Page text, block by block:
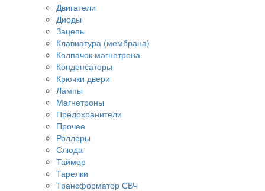
Двигатели
Диоды
Зацепы
Клавиатура (мембрана)
Колпачок магнетрона
Конденсаторы
Крючки двери
Лампы
Магнетроны
Предохранители
Прочее
Роллеры
Слюда
Таймер
Тарелки
Трансформатор СВЧ